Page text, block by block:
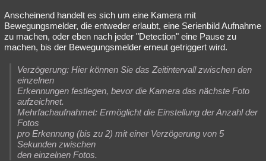
Anscheinend handelt es sich um eine Kamera mit
Bewegungsmelder, die entweder erlaubt, eine Serienbild Aufnahme
zu machen, oder eben nach jeder "Detection" eine Pause zu
machen, bis der Bewegungsmelder erneut getriggert wird.
Verzögerung: Hier können Sie das Zeitintervall zwischen den
einzelnen
Erkennungen festlegen, bevor die Kamera das nächste Foto
aufzeichnet.
Mehrfachaufnahmet: Ermöglicht die Einstellung der Anzahl der
Fotos
pro Erkennung (bis zu 2) mit einer Verzögerung von 5
Sekunden zwischen
den einzelnen Fotos.